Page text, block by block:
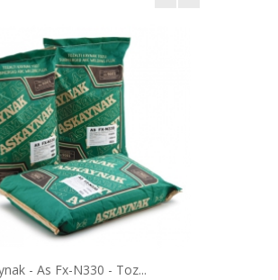
- As Fx-N330 - Toz...